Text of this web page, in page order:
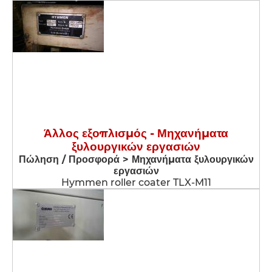
Άλλος εξοπλισμός - Μηχανήματα
ξυλουργικών εργασιών
Πώληση / Προσφορά > Μηχανήματα ξυλουργικών
εργασιών
Hymmen roller coater TLX-M11